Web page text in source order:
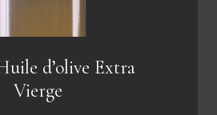
d’olive Extra
Vierge